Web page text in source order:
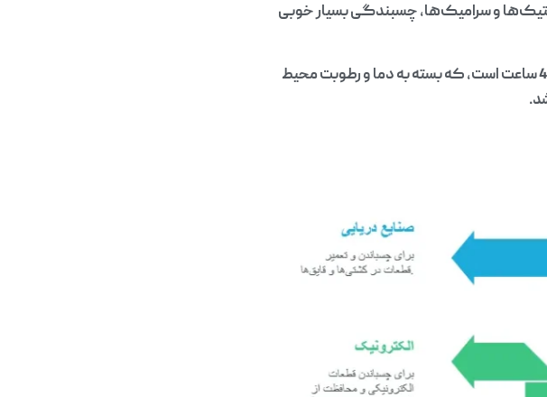
و سرامیک‌ها، چسبندگی بسیار خوبی
زمان خشک شدن: زمان خشک شدن این چسب معمولاً بین 24 تا 48 ساعت است، که بسته به دما و رطوبت محیط